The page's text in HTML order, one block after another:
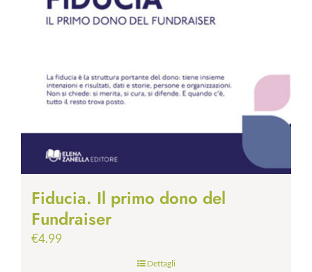
Fiducia. Il primo dono del
Fundraiser
€4.99
Dettagli